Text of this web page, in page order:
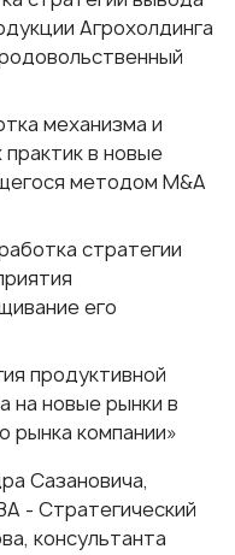
Агрохолдинга
механизма и
в новые
методом M&A
стратегии
его
продуктивной
на новые рынки в
рынка компании»
Сазановича,
- Cтратегический
консультанта